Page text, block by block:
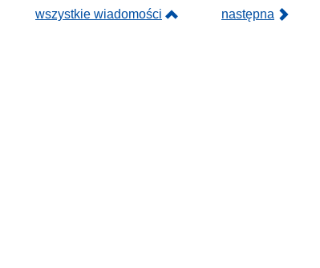
wszystkie wiadomości następna